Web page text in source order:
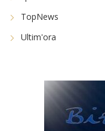
TopNews
Ultim'ora